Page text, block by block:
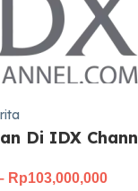
Di IDX
Rp103,000,000